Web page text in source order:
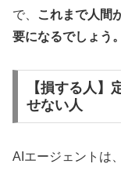
で、
これまで人間
要になるでしょう。
【損する人】
せない人
AIエージェントは